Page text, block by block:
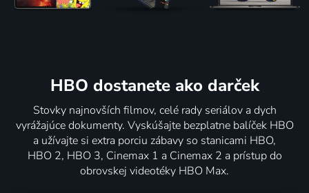
HBO dostanete ako darček
Stovky najnovších filmov, celé rady seriálov a dych
vyrážajúce dokumenty. Vyskúšajte bezplatne balíček HBO
a užívajte si extra porciu zábavy so stanicami HBO,
HBO 2, HBO 3, Cinemax 1 a Cinemax 2 a prístup do
obrovskej videotéky HBO Max.